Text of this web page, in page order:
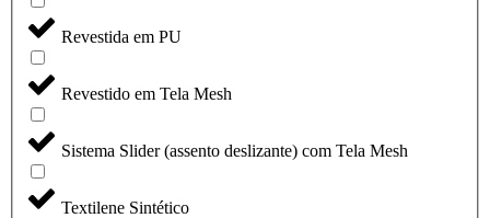
Revestida em PU
Revestido em Tela Mesh
Sistema Slider (assento deslizante) com Tela Mesh
Textilene Sintético